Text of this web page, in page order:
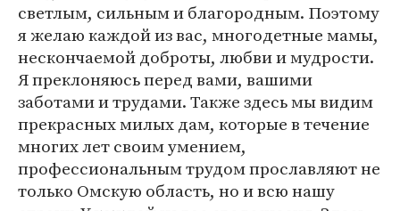
светлым, сильным и благородным. Поэтому
я желаю каждой из вас, многодетные мамы,
нескончаемой доброты, любви и мудрости.
Я преклоняюсь перед вами, вашими
заботами и трудами. Также здесь мы видим
прекрасных милых дам, которые в течение
многих лет своим умением,
профессиональным трудом прославляют не
только Омскую область, но и всю нашу